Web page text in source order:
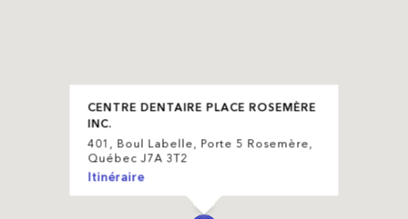
CENTRE DENTAIRE PLACE ROSEMÈRE
INC.
401, Boul Labelle, Porte 5 Rosemère,
Québec J7A 3T2
Itinéraire